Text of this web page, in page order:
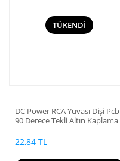
TÜKENDİ
DC Power RCA Yuvası Dişi Pcb
90 Derece Tekli Altın Kaplama
22,84 TL